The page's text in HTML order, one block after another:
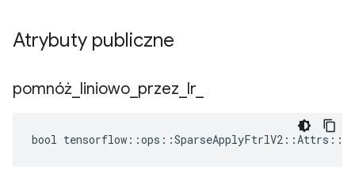
Atrybuty publiczne
pomnóż liniowo przez lr
bool